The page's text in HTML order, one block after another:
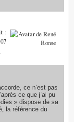
:
ce n’est pas
ce que j’ai pu
» dispose de sa
la référence du